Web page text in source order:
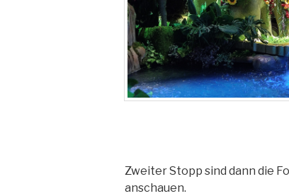
Zweiter Stopp sind dann die
anschauen.